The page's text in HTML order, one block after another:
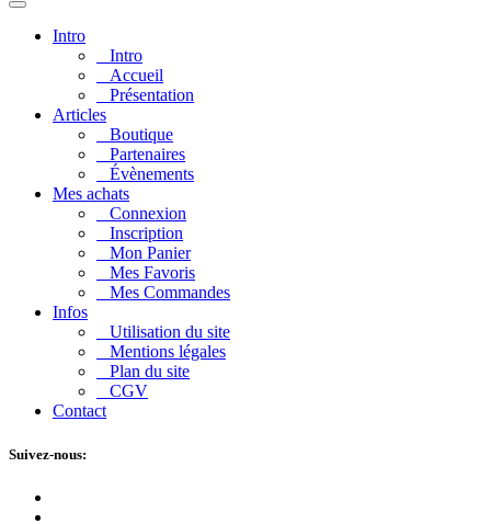
Intro
Intro
Accueil
Présentation
Articles
Boutique
Partenaires
Évènements
Mes achats
Connexion
Inscription
Mon Panier
Mes Favoris
Mes Commandes
Infos
Utilisation du site
Mentions légales
Plan du site
CGV
Contact
Suivez-nous: